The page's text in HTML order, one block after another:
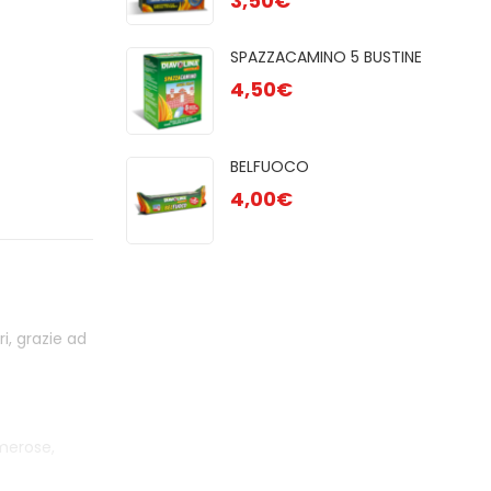
grazie ad
SPAZZACAMINO 5 BUSTINE
4,50€
BELFUOCO
4,00€